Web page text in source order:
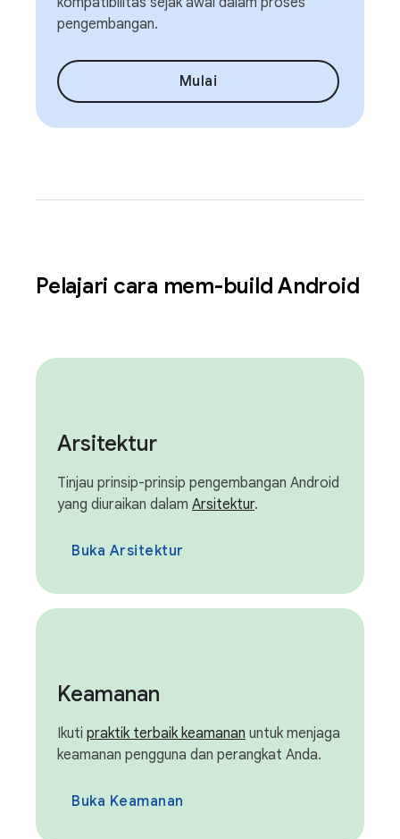
pengembangan.
Mulai
Pelajari cara mem-build Android
Arsitektur
Tinjau prinsip-prinsip pengembangan Android
yang diuraikan dalam Arsitektur.
Buka Arsitektur
Keamanan
Ikuti praktik terbaik keamanan untuk menjaga
keamanan pengguna dan perangkat Anda.
Buka Keamanan